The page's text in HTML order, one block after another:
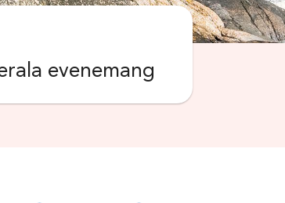
evenemang